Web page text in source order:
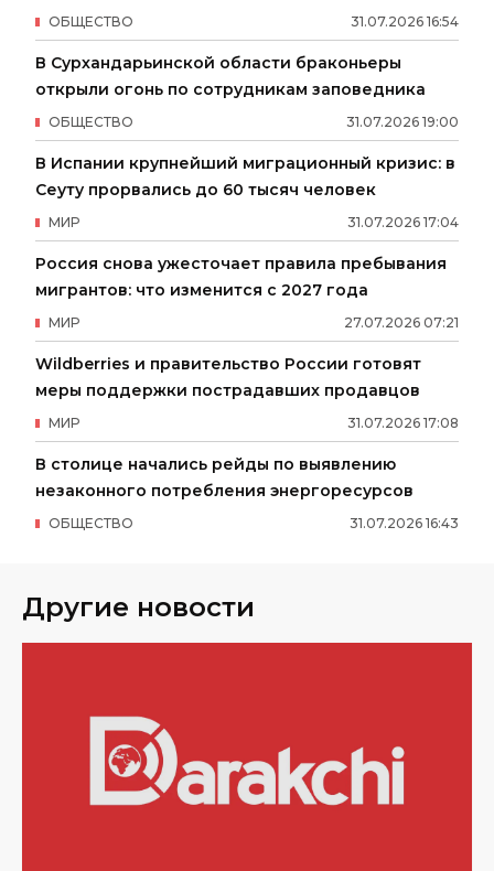
31.07.2026 16:54
ОБЩЕСТВО
В Сурхандарьинской области браконьеры
открыли огонь по сотрудникам заповедника
31.07.2026 19:00
ОБЩЕСТВО
В Испании крупнейший миграционный кризис: в
Сеуту прорвались до 60 тысяч человек
31.07.2026 17:04
МИР
Россия снова ужесточает правила пребывания
мигрантов: что изменится с 2027 года
27.07.2026 07:21
МИР
Wildberries и правительство России готовят
меры поддержки пострадавших продавцов
31.07.2026 17:08
МИР
В столице начались рейды по выявлению
незаконного потребления энергоресурсов
31.07.2026 16:43
ОБЩЕСТВО
Другие новости